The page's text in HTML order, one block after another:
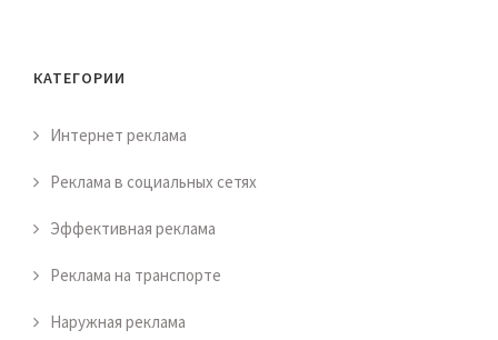
КАТЕГОРИИ
Интернет реклама
Реклама в социальных сетях
Эффективная реклама
Реклама на транспорте
Наружная реклама